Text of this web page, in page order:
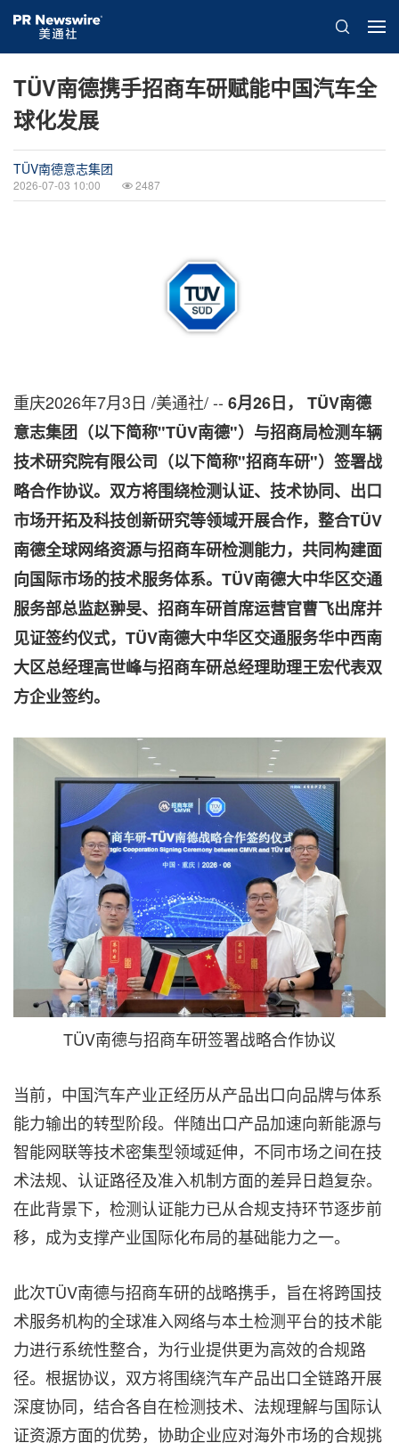
TÜV南德携手招商车研赋能中国汽车全
球化发展
TÜV南德意志集团
2026-07-03 10:00 2487
重庆2026年7月3日 /美通社/ -- 6月26日， TÜV南德
意志集团（以下简称"TÜV南德"）与招商局检测车辆
技术研究院有限公司 （以下简称"招商车研"）签署战
略合作协议。双方将围绕检测认证、技术协同、出口
市场开拓及科技创新研究等领域开展合作，整合TÜV
南德全球网络资源与招商车研检测能力，共同构建面
向国际市场的技术服务体系。 TÜV南德大中华区交通
服务部总监赵翀旻、招商车研首席运营官曹飞出席并
见证签约仪式， TÜV南德大中华区交通服务华中西南
大区总经理高世峰与招商车研总经理助理王宏代表双
方企业签约。
TÜV南德与招商车研签署战略合作协议
当前，中国汽车产业正经历从产品出口向品牌与体系
能力输出的转型阶段。伴随出口产品加速向新能源与
智能网联等技术密集型领域延伸，不同市场之间在技
术法规、认证路径及准入机制方面的差异日趋复杂。
在此背景下，检测认证能力已从合规支持环节逐步前
移，成为支撑产业国际化布局的基础能力之一。
此次TÜV南德与招商车研的战略携手，旨在将跨国技
术服务机构的全球准入网络与本土检测平台的技术能
力进行系统性整合，为行业提供更为高效的合规路
径。根据协议，双方将围绕汽车产品出口全链路开展
深度协同，结合各自在检测技术、法规理解与国际认
证资源方面的优势，协助企业应对海外市场的合规挑